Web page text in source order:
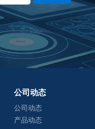
公司动态
公司动态
产品动态